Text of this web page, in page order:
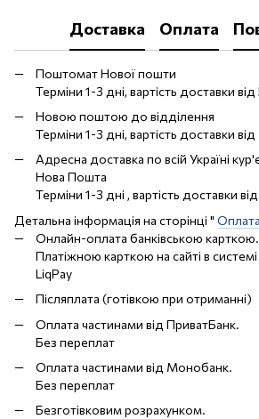
Доставка Оплата
Поштомат Нової пошти
Терміни 1-3 дні, вартість доставки
Новою поштою до відділення
Терміни 1-3 дні, вартість доставки
Адресна доставка по всій Україні
Нова Пошта
Терміни 1-3 дні , вартість доставки
Детальна інформація на сторінці "
Онлайн-оплата банківською карткою.
Платіжною карткою на сайті в
LiqPay
Післяплата (готівкою при отриманні)
Оплата частинами від ПриватБанк.
Без переплат
Оплата частинами від Монобанк.
Без переплат
Безготівковим розрахунком.